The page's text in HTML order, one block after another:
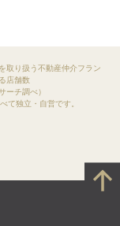
取り扱う不動産仲介フラン
店舗数
ーチ調べ）
て独立・自営です。